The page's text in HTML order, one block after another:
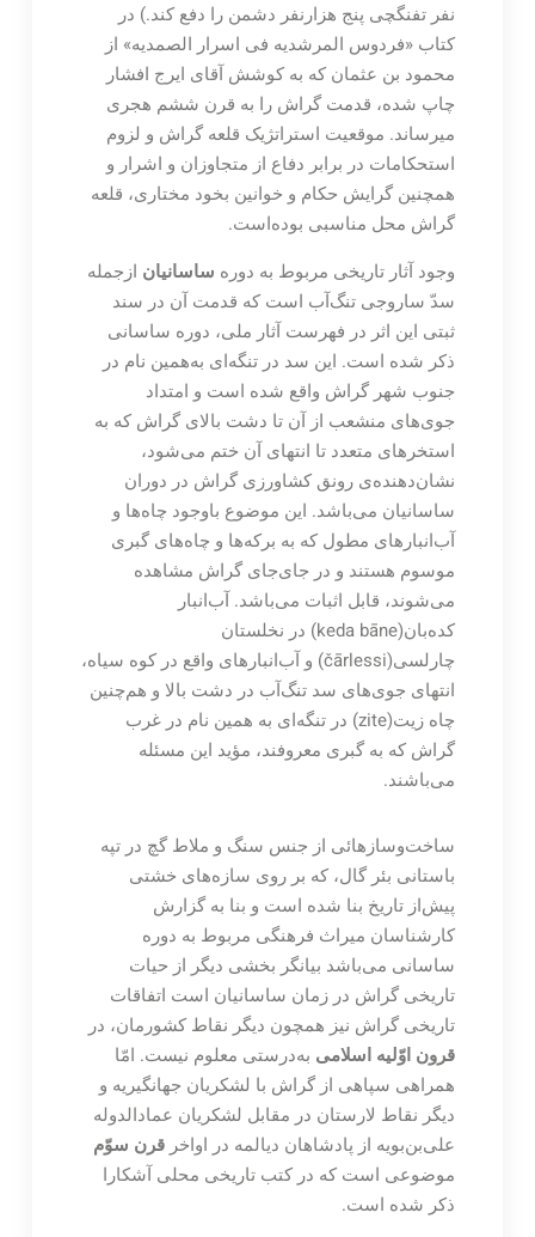
نفر تفنگچی پنج هزارنفر دشمن را دفع کند.) در
کتاب «فردوس المرشدیه فی اسرار الصمدیه» از
محمود بن عثمان که به کوشش آقای ایرج افشار
چاپ شده، قدمت گراش را به قرن ششم هجری
میرساند. موقعیت استراتژیک قلعه گراش و لزوم
استحکامات در برابر دفاع از متجاوزان و اشرار و
همچنین گرایش حکام و خوانین بخود مختاری، قلعه
گراش محل مناسبی بوده‌است.
وجود آثار تاریخی مربوط به دوره ساسانیان ازجمله
سدّ ساروجی تنگ‌آب است که قدمت آن در سند
ثبتی این اثر در فهرست آثار ملی، دوره ساسانی
ذکر شده است. این سد در تنگه‌ای به‌همین نام در
جنوب شهر گراش واقع شده است و امتداد
جوی‌های منشعب از آن تا دشت بالای گراش که به
استخرهای متعدد تا انتهای آن ختم می‌شود،
نشان‌دهنده‌ی رونق کشاورزی گراش در دوران
ساسانیان می‌باشد. این موضوع باوجود چاه‌ها و
آب‌انبارهای مطول که به برکه‌ها و چاه‌های گبری
موسوم هستند و در جای‌جای گراش مشاهده
می‌شوند، قابل اثبات می‌باشد. آب‌انبار
کده‌بان(keda bāne) در نخلستان
چارلسی(čārlessi) و آب‌انبارهای واقع در کوه سیاه،
انتهای جوی‌های سد تنگ‌آب در دشت بالا و هم‌چنین
چاه زیت(zite) در تنگه‌ای به همین نام در غرب
گراش که به گبری معروفند، مؤید این مسئله
می‌باشند.
ساخت‌وسازهائی از جنس سنگ و ملاط گچ در تپه
باستانی بئر گال، که بر روی سازه‌های خشتی
پیش‌از تاریخ بنا شده است و بنا به گزارش
کارشناسان میراث فرهنگی مربوط به دوره
ساسانی می‌باشد بیانگر بخشی دیگر از حیات
تاریخی گراش در زمان ساسانیان است اتفاقات
تاریخی گراش نیز همچون دیگر نقاط کشورمان، در
قرون اوّلیه اسلامی به‌درستی معلوم نیست. امّا
همراهی سپاهی از گراش با لشکریان جهانگیریه و
دیگر نقاط لارستان در مقابل لشکریان عمادالدوله
علی‌بن‌بویه از پادشاهان دیالمه در اواخر قرن سوّم
موضوعی است که در کتب تاریخی محلی آشکارا
ذکر شده است.